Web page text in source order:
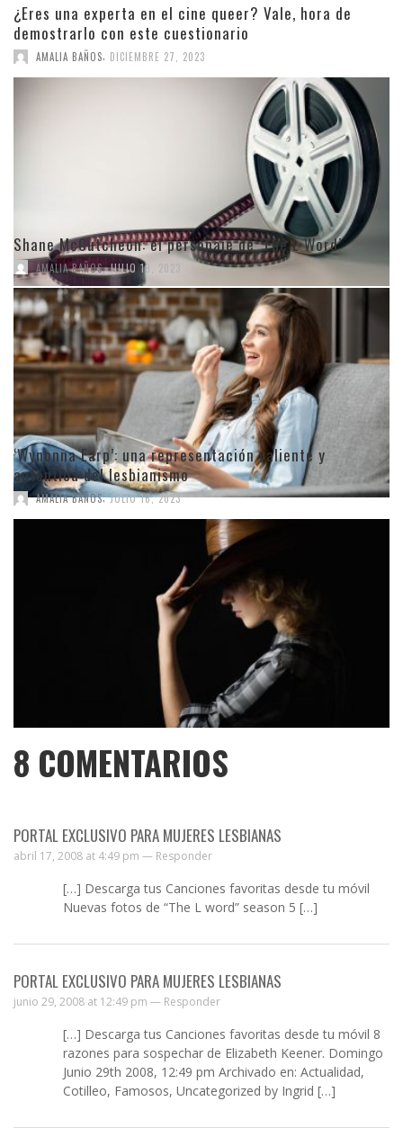
¿Eres una experta en el cine queer? Vale, hora de
demostrarlo con este cuestionario
AMALIA BAÑOS DICIEMBRE 27, 2023
Shane McCutcheon: el personaje de ‘The L Word’
AMALIA BAÑOS, JULIO 19, 2023
‘Wynonna Earp’: una representación valiente y
auténtica del lesbianismo
AMALIA BAÑOS, JULIO 16, 2023
8 COMENTARIOS
PORTAL EXCLUSIVO PARA MUJERES LESBIANAS
abril 17, 2008 at 4:49 pm — Responder
[…] Descarga tus Canciones favoritas desde tu móvil
Nuevas fotos de “The L word” season 5 […]
PORTAL EXCLUSIVO PARA MUJERES LESBIANAS
junio 29, 2008 at 12:49 pm — Responder
[…] Descarga tus Canciones favoritas desde tu móvil 8
razones para sospechar de Elizabeth Keener. Domingo
Junio 29th 2008, 12:49 pm Archivado en: Actualidad,
Cotilleo, Famosos, Uncategorized by Ingrid […]